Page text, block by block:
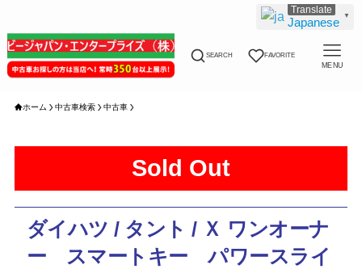
SEARCH FAVORITE
MENU
ホーム 中古車検索 中古車
Sold Out
ダイハツ / タント / Ｘ ワンオーナ
ー スマートキー パワースライ
Japanese ▼